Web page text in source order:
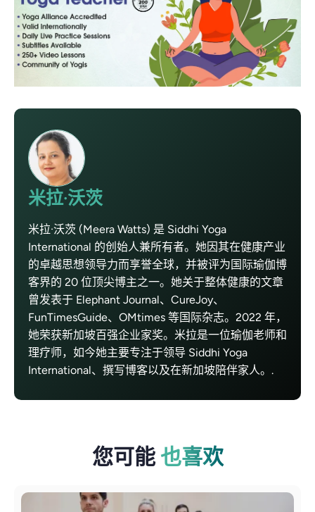
米拉·沃茨
米拉·沃茨 (Meera Watts) 是 Siddhi Yoga
International 的创始人兼所有者。她因其在健康产业
的卓越思想领导力而享誉全球，并被评为国际瑜伽博
客界的 20 位顶尖博主之一。她关于整体健康的文章
曾发表于 Elephant Journal、CureJoy、
FunTimesGuide、OMtimes 等国际杂志。2022 年，
她荣获新加坡百强企业家奖。米拉是一位瑜伽老师和
理疗师，如今她主要专注于领导 Siddhi Yoga
International、撰写博客以及在新加坡陪伴家人。.
您可能 也喜欢